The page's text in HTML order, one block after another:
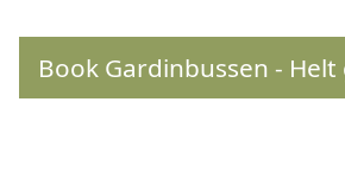
Book Gardinbussen -